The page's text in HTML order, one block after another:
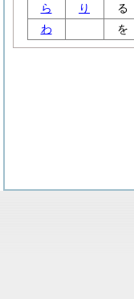
ら
り る
わ
を